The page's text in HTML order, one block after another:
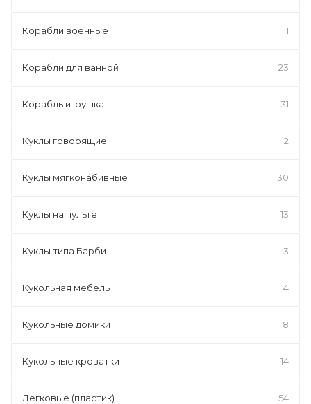
Корабли военные 1
Корабли для ванной 23
Корабль игрушка 31
Куклы говорящие 2
Куклы мягконабивные 30
Куклы на пульте 13
Куклы типа Барби 3
Кукольная мебель 4
Кукольные домики 8
Кукольные кроватки 14
Легковые (пластик) 54